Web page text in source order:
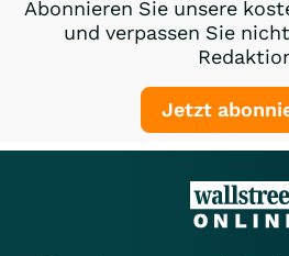
Abonnieren Sie unsere
und verpassen Sie
Jetzt